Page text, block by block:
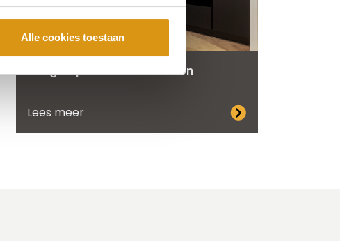
Alle cookies toestaan
Een greeploze zwarte keuken
Lees meer